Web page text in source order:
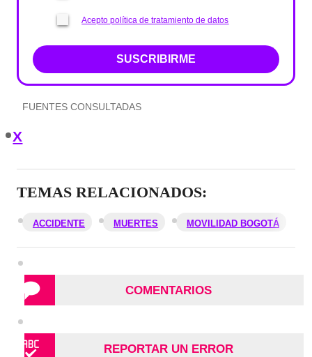
Acepto política de tratamiento de datos
SUSCRIBIRME
FUENTES CONSULTADAS
X
TEMAS RELACIONADOS:
ACCIDENTE MUERTES MOVILIDAD BOGOTÁ
COMENTARIOS
REPORTAR UN ERROR